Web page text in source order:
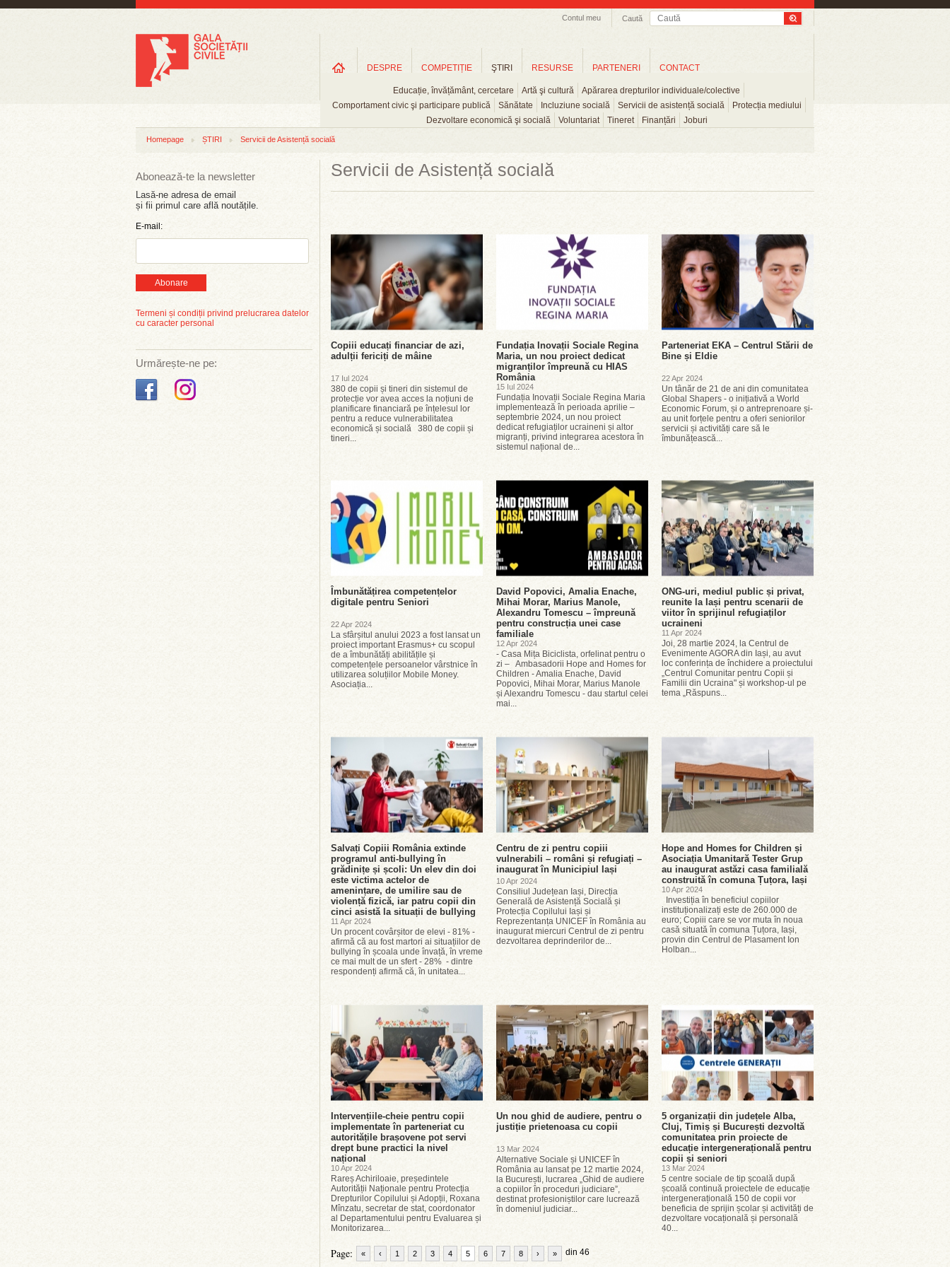
Caută
Contul meu
DESPRE COMPETIȚIE ŞTIRI
Educație, învățământ, cercetare Artă şi cultură
Apărarea drepturilor individuale/colective
Comportament civic şi participare publică
Sănătate Incluziune socială Servicii de asistență socială
Protecția mediului
Dezvoltare economică şi socială
Voluntariat Tineret Finanțări Joburi
RESURSE PARTENERI CONTACT
Homepage ȘTIRI Servicii de Asistență socială
Abonează-te la newsletter
Lasă-ne adresa de email
și fii primul care află noutățile.
E-mail:
Abonare
Termeni și condiții privind prelucrarea datelor
cu caracter personal
Urmărește-ne pe:
Servicii de Asistență socială
Copiii educați financiar de azi,
adulții fericiți de mâine
17 Iul 2024
380 de copii și tineri din sistemul de
protecție vor avea acces la noțiuni de
planificare financiară pe înțelesul lor
pentru a reduce vulnerabilitatea
economică și socială 380 de copii și
tineri...
Fundația Inovații Sociale Regina
Maria, un nou proiect dedicat
migranților împreună cu HIAS
România
15 Iul 2024
Fundația Inovații Sociale Regina Maria
implementează în perioada aprilie –
septembrie 2024, un nou proiect
dedicat refugiaților ucraineni și altor
migranți, privind integrarea acestora în
sistemul național de...
Parteneriat EKA – Centrul Stării de
Bine și Eldie
22 Apr 2024
Un tânăr de 21 de ani din comunitatea
Global Shapers - o inițiativă a World
Economic Forum, și o antreprenoare și-
au unit forțele pentru a oferi seniorilor
servicii și activități care să le
îmbunățească...
Îmbunătățirea competențelor
digitale pentru Seniori
22 Apr 2024
La sfârșitul anului 2023 a fost lansat un
proiect important Erasmus+ cu scopul
de a îmbunătăți abilitățile și
competențele persoanelor vârstnice în
utilizarea soluțiilor Mobile Money.
Asociația...
David Popovici, Amalia Enache,
Mihai Morar, Marius Manole,
Alexandru Tomescu – împreună
pentru construcția unei case
familiale
12 Apr 2024
- Casa Mița Biciclista, orfelinat pentru o
zi – Ambasadorii Hope and Homes for
Children - Amalia Enache, David
Popovici, Mihai Morar, Marius Manole
și Alexandru Tomescu - dau startul celei
mai...
ONG-uri, mediul public și privat,
reunite la Iași pentru scenarii de
viitor în sprijinul refugiaților
ucraineni
11 Apr 2024
Joi, 28 martie 2024, la Centrul de
Evenimente AGORA din Iași, au avut
loc conferința de închidere a proiectului
„Centrul Comunitar pentru Copii și
Familii din Ucraina" și workshop-ul pe
tema „Răspuns...
Salvați Copiii România extinde
programul anti-bullying în
grădinițe și școli: Un elev din doi
este victima actelor de
amenințare, de umilire sau de
violență fizică, iar patru copii din
cinci asistă la situații de bullying
11 Apr 2024
Un procent covârșitor de elevi - 81% -
afirmă că au fost martori ai situațiilor de
bullying în școala unde învață, în vreme
ce mai mult de un sfert - 28% - dintre
respondenți afirmă că, în unitatea...
Centru de zi pentru copiii
vulnerabili – români și refugiați –
inaugurat în Municipiul Iași
10 Apr 2024
Consiliul Județean Iași, Direcția
Generală de Asistență Socială și
Protecția Copilului Iași și
Reprezentanța UNICEF în România au
inaugurat miercuri Centrul de zi pentru
dezvoltarea deprinderilor de...
Hope and Homes for Children și
Asociația Umanitară Tester Grup
au inaugurat astăzi casa familială
construită în comuna Țuțora, Iași
10 Apr 2024
Investiția în beneficiul copiilor
instituționalizați este de 260.000 de
euro; Copiii care se vor muta în noua
casă situată în comuna Țuțora, Iași,
provin din Centrul de Plasament Ion
Holban...
Intervențiile-cheie pentru copii
implementate în parteneriat cu
autoritățile brașovene pot servi
drept bune practici la nivel
național
10 Apr 2024
Rareș Achiriloaie, președintele
Autorității Naționale pentru Protecția
Drepturilor Copilului și Adopții, Roxana
Mînzatu, secretar de stat, coordonator
al Departamentului pentru Evaluarea și
Monitorizarea...
Un nou ghid de audiere, pentru o
justiție prietenoasa cu copii
13 Mar 2024
Alternative Sociale și UNICEF în
România au lansat pe 12 martie 2024,
la București, lucrarea „Ghid de audiere
a copiilor în proceduri judiciare”,
destinat profesioniștilor care lucrează
în domeniul judiciar...
5 organizații din județele Alba,
Cluj, Timiș și București dezvoltă
comunitatea prin proiecte de
educație intergenerațională pentru
copii și seniori
13 Mar 2024
5 centre sociale de tip școală după
școală continuă proiectele de educație
intergenerațională 150 de copii vor
beneficia de sprijin școlar și activități de
dezvoltare vocațională și personală
40...
Page: « ‹ 1 2 3 4 5 6 7 8 din 46
› »